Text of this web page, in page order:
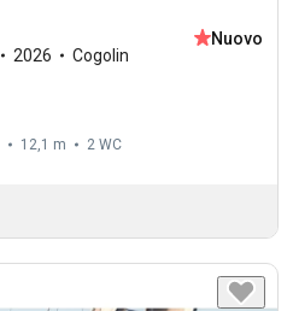
2026 Cogolin
Nuovo
12,1 m 2 WC